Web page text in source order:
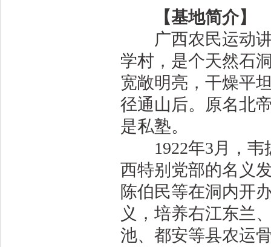
【基地简介】
广西农民运动讲
学村，是个天然石
宽敞明亮，干燥平
径通山后。原名北
是私塾。
1922年3月，韦
西特别党部的名义
陈伯民等在洞内开
义，培养右江东兰
池、都安等县农运